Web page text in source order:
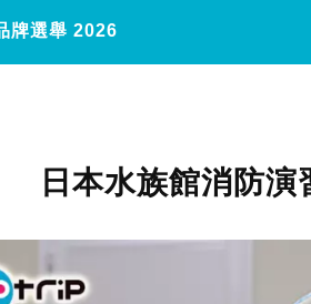
牌選舉 2026
日本水族館消防